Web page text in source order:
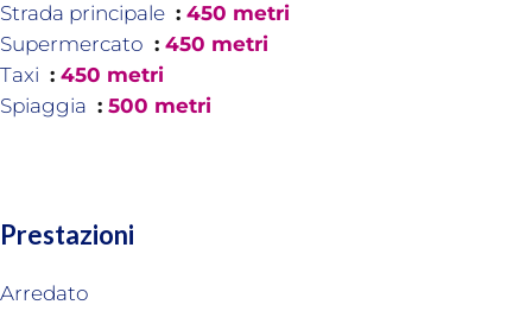
Strada principale
450 metri
Supermercato
450 metri
Taxi
450 metri
Spiaggia
500 metri
Prestazioni
Arredato